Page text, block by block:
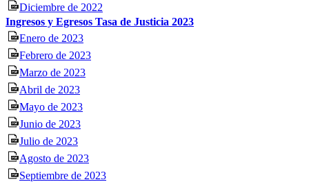
Diciembre de 2022
Ingresos y Egresos Tasa de Justicia 2023
Enero de 2023
Febrero de 2023
Marzo de 2023
Abril de 2023
Mayo de 2023
Junio de 2023
Julio de 2023
Agosto de 2023
Septiembre de 2023